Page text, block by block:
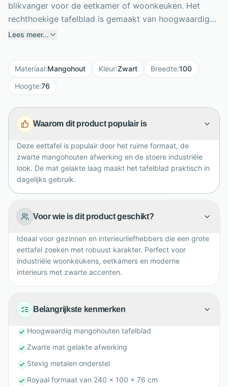
blikvanger voor de eetkamer of woonkeuken. Het
rechthoekige tafelblad is gemaakt van hoogwaardig
mangohout en uitgevoerd in een stoere zwarte kleur,
tegen vlekken en krassen, zodat je lang geniet van dit
robuuste meubel. Met een royaal formaat van 240 x
borrels en gezellige momenten. Het metalen onderstel
zorgt voor stevigheid en vormt een mooi contrast met
Lees meer...
Materiaal:Mangohout Kleur:Zwart Breedte:100
Hoogte:76
Waarom dit product populair is
Deze eettafel is populair door het ruime formaat, de
zwarte mangohouten afwerking en de stoere industriële
look. De mat gelakte laag maakt het tafelblad praktisch in
dagelijks gebruik.
Voor wie is dit product geschikt?
Ideaal voor gezinnen en interieurliefhebbers die een grote
eettafel zoeken met robuust karakter. Perfect voor
industriële woonkeukens, eetkamers en moderne
interieurs met zwarte accenten.
Belangrijkste kenmerken
Hoogwaardig mangohouten tafelblad
Zwarte mat gelakte afwerking
Stevig metalen onderstel
Royaal formaat van 240 x 100 x 76 cm